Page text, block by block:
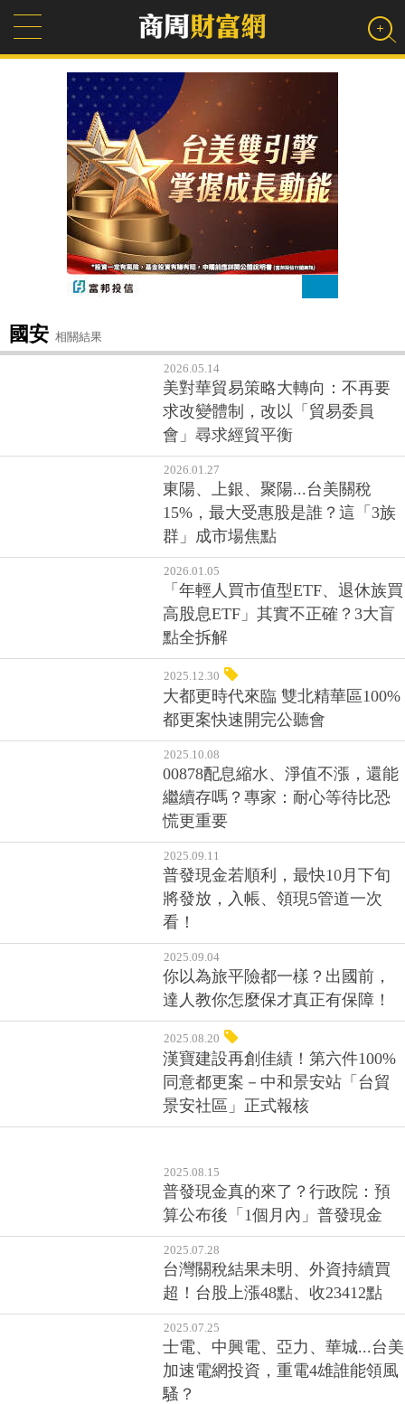
國安 相關結果
2026.05.14
美對華貿易策略大轉向：不再要
求改變體制，改以「貿易委員
會」尋求經貿平衡
2026.01.27
東陽、上銀、聚陽...台美關稅
15%，最大受惠股是誰？這「3族
群」成市場焦點
2026.01.05
「年輕人買市值型ETF、退休族買
高股息ETF」其實不正確？3大盲
點全拆解
2025.12.30
大都更時代來臨 雙北精華區100%
都更案快速開完公聽會
2025.10.08
00878配息縮水、淨值不漲，還能
繼續存嗎？專家：耐心等待比恐
慌更重要
2025.09.11
普發現金若順利，最快10月下旬
將發放，入帳、領現5管道一次
看！
2025.09.04
你以為旅平險都一樣？出國前，
達人教你怎麼保才真正有保障！
2025.08.20
漢寶建設再創佳績！第六件100%
同意都更案－中和景安站「台貿
景安社區」正式報核
2025.08.15
普發現金真的來了？行政院：預
算公布後「1個月內」普發現金
2025.07.28
台灣關稅結果未明、外資持續買
超！台股上漲48點、收23412點
2025.07.25
士電、中興電、亞力、華城...台美
加速電網投資，重電4雄誰能領風
騷？